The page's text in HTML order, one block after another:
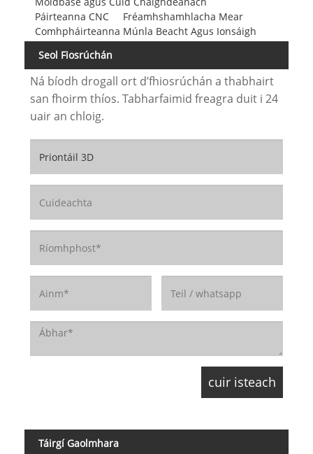
Páirteanna CNC
Fréamhshamhlacha Mear
Comhpháirteanna Múnla Beacht Agus Ionsáigh
Seol Fiosrúchán
Ná bíodh drogall ort d’fhiosrúchán a thabhairt
san fhoirm thíos. Tabharfaimid freagra duit i 24
uair an chloig.
Táirgí Gaolmhara